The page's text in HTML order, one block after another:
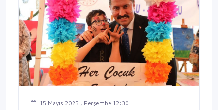
15 Mayıs 2025 , Perşembe 12:30